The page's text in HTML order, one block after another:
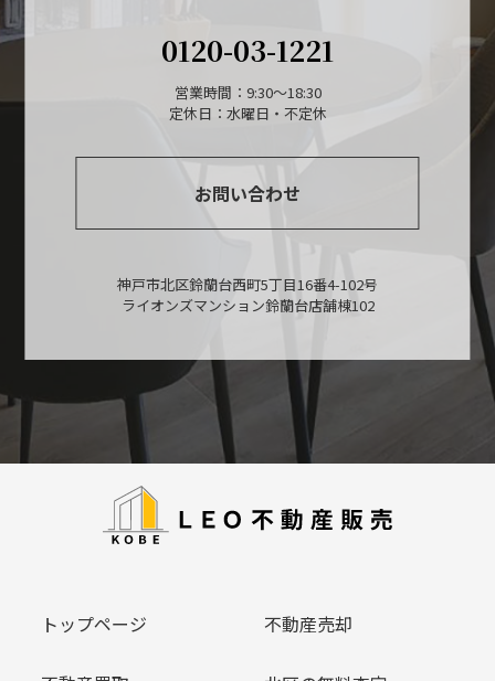
0120-03-1221
営業時間：9:30～18:30
定休日：水曜日・不定休
お問い合わせ
神戸市北区鈴蘭台西町5丁目16番4-102号
ライオンズマンション鈴蘭台店舗棟102
トップページ 不動産売却